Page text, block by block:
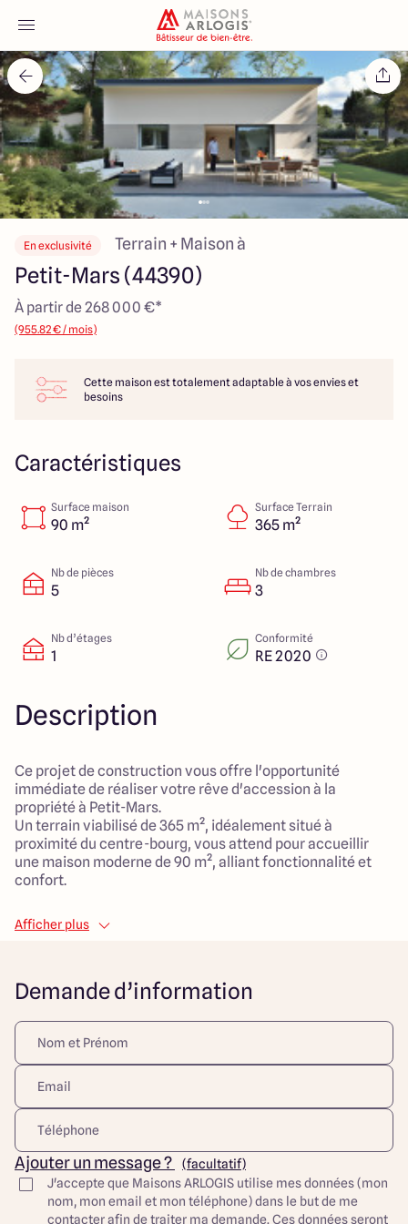
Accueil
Nos maisons
Nos annonces
Votre projet
Qui sommes-nous
Maisons ARLOGIS Nantes
4.7 4.7
En exclusivité Terrain + Maison à
Petit-Mars (44390)
À partir de 268 000 €*
(955.82 € / mois)
Cette maison est totalement adaptable à vos envies et
besoins
Caractéristiques
Surface maison
90 m²
Surface Terrain
365 m²
Nb de pièces
5
Nb de chambres
3
Nb d’étages
1
Conformité
RE 2020
Description
Ce projet de construction vous offre l'opportunité
immédiate de réaliser votre rêve d'accession à la
propriété à Petit-Mars.
Un terrain viabilisé de 365 m², idéalement situé à
proximité du centre-bourg, vous attend pour accueillir
une maison moderne de 90 m², alliant fonctionnalité et
confort.
La maison sera composée de 5 pièces, incluant 3
chambres spacieuses, parfaites pour accueillir une
des moments conviviaux et chaleureux en famille.
La situation en lotissement facilite l'accès aux
commodités et aux transports, rendant votre quotidien
plus agréable.
Ce projet de construction est une occasion rare d'investir
dans un cadre de vie idéal pour démarrer sereinement
dans la vie. Un rapport qualité-prix qui ne manquera pas
de séduire les jeunes acquéreurs en quête de leur
première maison.
Découvrez toutes nos offres et réalisations ARLOGIS sur
notre site Internet. Visuel d'illustration. Le modèle est
Afficher plus
Demande d’information
Ajouter un message ?
(facultatif)
J'accepte que Maisons ARLOGIS utilise mes données (mon
nom, mon email et mon téléphone) dans le but de me
contacter afin de traiter ma demande. Ces données seront